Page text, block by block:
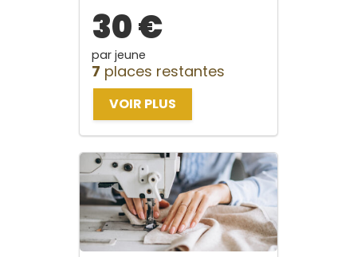
30 €
par jeune
7 places restantes
VOIR PLUS